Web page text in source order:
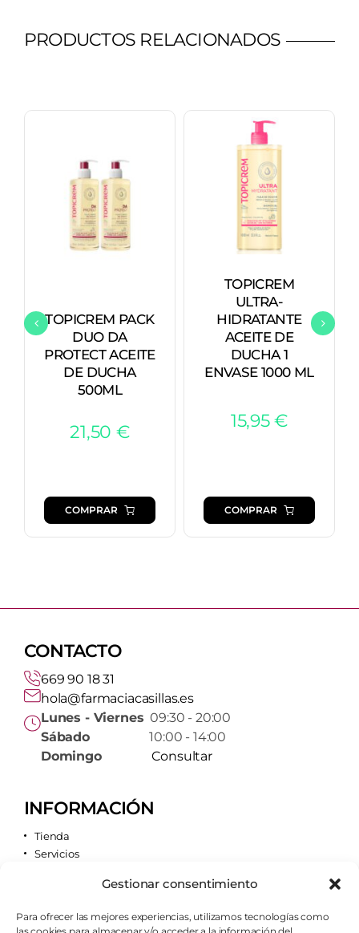
Gestionar consentimiento
Para ofrecer las mejores experiencias, utilizamos tecnologías como
PRODUCTOS RELACIONADOS
TOPICREM PACK
DUO DA
PROTECT ACEITE
DE DUCHA
500ML
21,50 €
COMPRAR
TOPICREM
ULTRA-
HIDRATANTE
ACEITE DE
DUCHA 1
ENVASE 1000 ML
15,95€
COMPRAR
CONTACTO
669 90 18 31
hola@farmaciacasillas.es
Lunes - Viernes 09:30 - 20:00
Sábado10:00 - 14:00
Domingo
Consultar
INFORMACIÓN
Tienda
Servicios
Quiénes somos